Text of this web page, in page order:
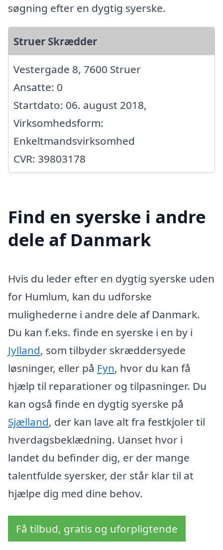
søgning efter en dygtig syerske.
Struer Skrædder
Vestergade 8, 7600 Struer
Ansatte: 0
Startdato: 06. august 2018,
Virksomhedsform:
Enkeltmandsvirksomhed
CVR: 39803178
Find en syerske i andre
dele af Danmark
Hvis du leder efter en dygtig syerske uden
for Humlum, kan du udforske
mulighederne i andre dele af Danmark.
Du kan f.eks. finde en syerske i en by i
Jylland, som tilbyder skræddersyede
løsninger, eller på Fyn, hvor du kan få
hjælp til reparationer og tilpasninger. Du
kan også finde en dygtig syerske på
Sjælland, der kan lave alt fra festkjoler til
hverdagsbeklædning. Uanset hvor i
landet du befinder dig, er der mange
talentfulde syersker, der står klar til at
hjælpe dig med dine behov.
Få tilbud, gratis og uforpligtende